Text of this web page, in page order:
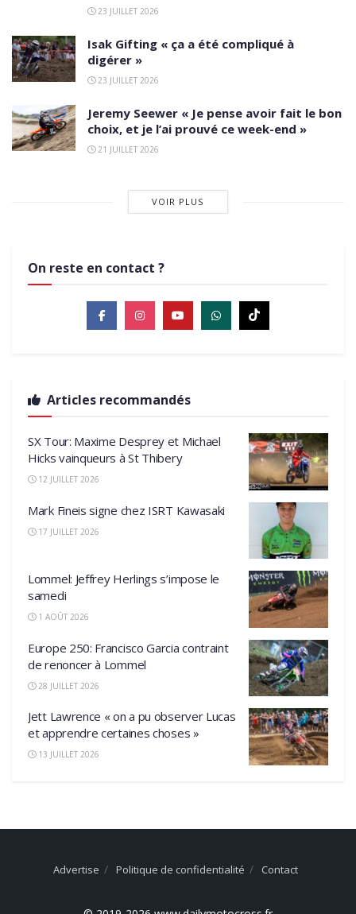
23 JUILLET 2026
Isak Gifting « ça a été compliqué à
digérer »
23 JUILLET 2026
Jeremy Seewer « Je pense avoir fait le bon
choix, et je l’ai prouvé ce week-end »
21 JUILLET 2026
VOIR PLUS
On reste en contact ?
Articles recommandés
SX Tour: Maxime Desprey et Michael
Hicks vainqueurs à St Thibery
12 JUILLET 2026
Mark Fineis signe chez ISRT Kawasaki
17 JUILLET 2026
Lommel: Jeffrey Herlings s’impose le
samedi
1 AOÛT 2026
Europe 250: Francisco Garcia contraint
de renoncer à Lommel
28 JUILLET 2026
Jett Lawrence « on a pu observer Lucas
et apprendre certaines choses »
13 JUILLET 2026
Advertise Politique de confidentialité Contact